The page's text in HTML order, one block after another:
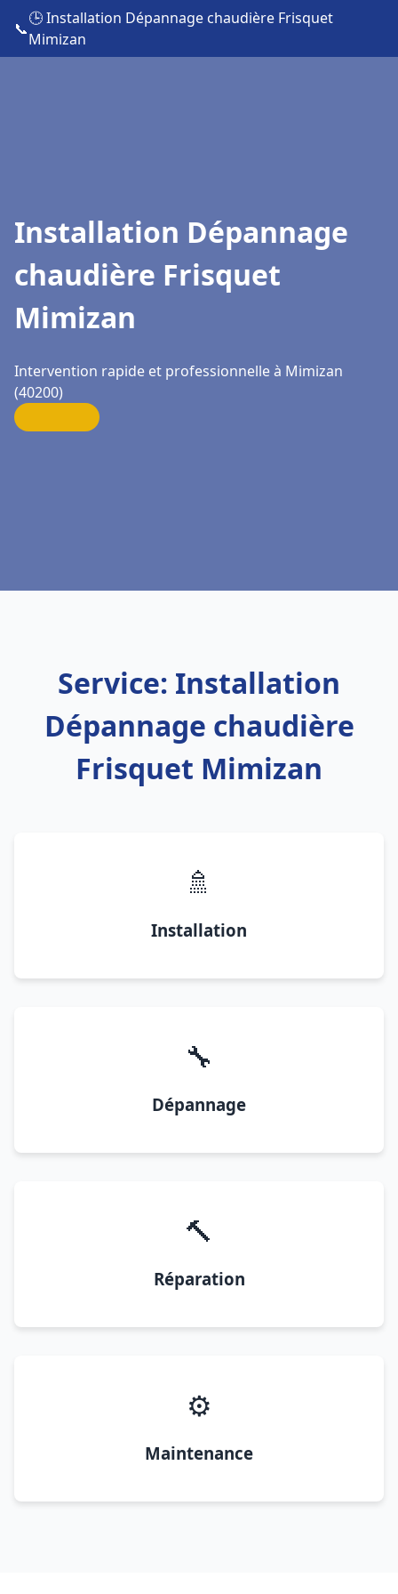
📞
🕒 Installation Dépannage chaudière Frisquet
Mimizan
Installation Dépannage
chaudière Frisquet
Mimizan
Intervention rapide et professionnelle à Mimizan
(40200)
Service: Installation
Dépannage chaudière
Frisquet Mimizan
🚿
Installation
🔧
Dépannage
🔨
Réparation
⚙️
Maintenance